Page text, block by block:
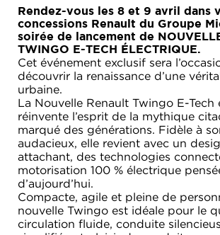
Rendez-vous les 8 et 9 avril dans
concessions Renault du Groupe
soirée de lancement de
TWINGO E-TECH ÉLECTRIQUE.
Cet événement exclusif sera
découvrir la renaissance d’une
urbaine.
La Nouvelle Renault Twingo E-Tech
réinvente l’esprit de la mythique
marqué des générations. Fidèle à
audacieux, elle revient avec un
attachant, des technologies
motorisation 100 % électrique
d’aujourd’hui.
Compacte, agile et pleine de
nouvelle Twingo est idéale pour le
circulation fluide, conduite